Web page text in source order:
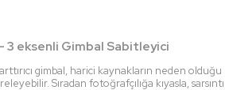
3 eksenli Gimbal Sabitleyici
gimbal, harici kaynakların neden olduğu
Sıradan fotoğrafçılığa kıyasla, sarsıntı